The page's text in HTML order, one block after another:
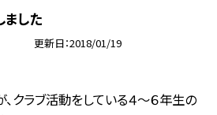
した
更新日 2018/01/19
、クラブ活動をしている４〜６年生の